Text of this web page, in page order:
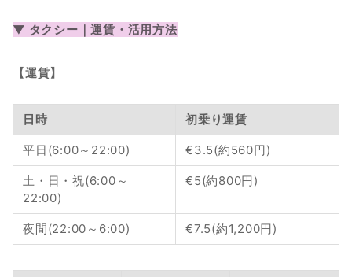
▼ タクシー｜運賃・活用方法
【運賃】
日時 初乗り運賃
平日(6:00～22:00) €3.5(約560円)
土・日・祝(6:00～
22:00)
€5(約800円)
夜間(22:00～6:00) €7.5(約1,200円)